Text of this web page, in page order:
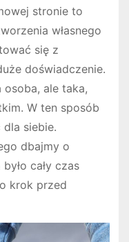
stronie to
własnego
się z
doświadczenie.
ale taka,
W ten sposób
siebie.
dbajmy o
cały czas
krok przed